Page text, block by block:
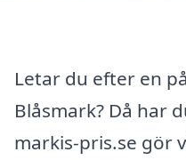
Letar du efter en
Blåsmark? Då har
markis-pris.se gör